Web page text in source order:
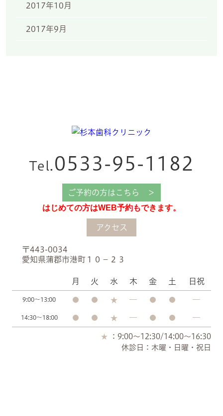
2017年10月
2017年9月
Tel.0533-95-1182
ご予約の方はこちら ＞
はじめての方はWEB予約もできます。
アクセス
〒443-0034
愛知県蒲郡市港町１０−２３
月 火 水 木 金 土 日祝
9:00～13:00
14:30～18:00
：9:00～12:30/14:00～16:30
休診日：木曜・日曜・祝日